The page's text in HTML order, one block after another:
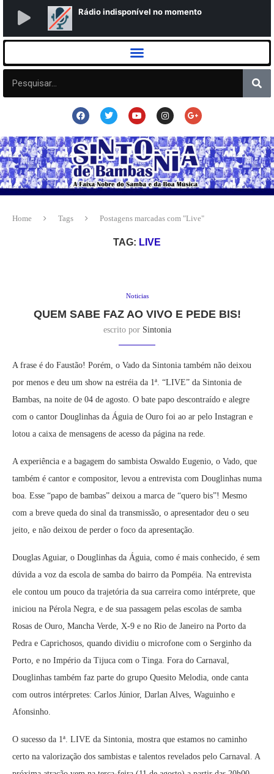
Home Tags Postagens marcadas com "Live"
TAG: LIVE
Noticias
QUEM SABE FAZ AO VIVO E PEDE BIS!
escrito por Sintonia
A frase é do Faustão! Porém, o Vado da Sintonia também não deixou
por menos e deu um show na estréia da 1ª. “LIVE” da Sintonia de
Bambas, na noite de 04 de agosto. O bate papo descontraído e alegre
com o cantor Douglinhas da Águia de Ouro foi ao ar pelo Instagran e
lotou a caixa de mensagens de acesso da página na rede.
A experiência e a bagagem do sambista Oswaldo Eugenio, o Vado, que
também é cantor e compositor, levou a entrevista com Douglinhas numa
boa. Esse “papo de bambas” deixou a marca de “quero bis”! Mesmo
com a breve queda do sinal da transmissão, o apresentador deu o seu
jeito, e não deixou de perder o foco da apresentação.
Douglas Aguiar, o Douglinhas da Águia, como é mais conhecido, é sem
dúvida a voz da escola de samba do bairro da Pompéia. Na entrevista
ele contou um pouco da trajetória da sua carreira como intérprete, que
iniciou na Pérola Negra, e de sua passagem pelas escolas de samba
Rosas de Ouro, Mancha Verde, X-9 e no Rio de Janeiro na Porto da
Pedra e Caprichosos, quando dividiu o microfone com o Serginho da
Porto, e no Império da Tijuca com o Tinga. Fora do Carnaval,
Douglinhas também faz parte do grupo Quesito Melodia, onde canta
com outros intérpretes: Carlos Júnior, Darlan Alves, Waguinho e
Afonsinho.
O sucesso da 1ª. LIVE da Sintonia, mostra que estamos no caminho
certo na valorização dos sambistas e talentos revelados pelo Carnaval. A